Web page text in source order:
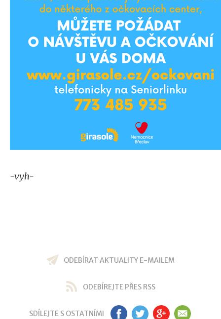
-vyh-
ODEBÍRAT AKTUALITY E-MAILEM
ODEBÍREJTE PŘES RSS
SDÍLEJTE S OSTATNÍMI FB TW GP EM